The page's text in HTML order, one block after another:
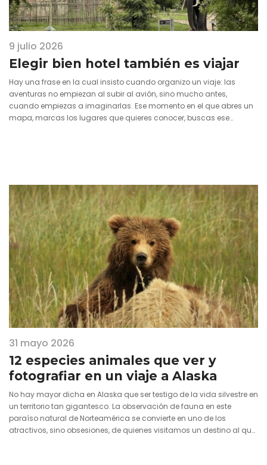
9 julio 2026
Elegir bien hotel también es viajar
Hay una frase en la cual insisto cuando organizo un viaje: las
aventuras no empiezan al subir al avión, sino mucho antes,
cuando empiezas a imaginarlas. Ese momento en el que abres un
mapa, marcas los lugares que quieres conocer, buscas ese
31 mayo 2026
12 especies animales que ver y
fotografiar en un viaje a Alaska
No hay mayor dicha en Alaska que ser testigo de la vida silvestre en
un territorio tan gigantesco. La observación de fauna en este
paraíso natural de Norteamérica se convierte en uno de los
atractivos, sino obsesiones, de quienes visitamos un destino al que